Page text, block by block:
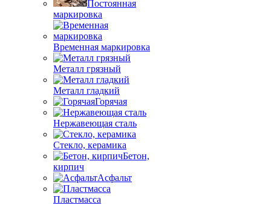
Постоянная
маркировка
Временная маркировка
Металл грязный
Металл гладкий
Горячая
Нержавеющая сталь
Стекло, керамика
Бетон,
кирпич
Асфальт
Пластмасса